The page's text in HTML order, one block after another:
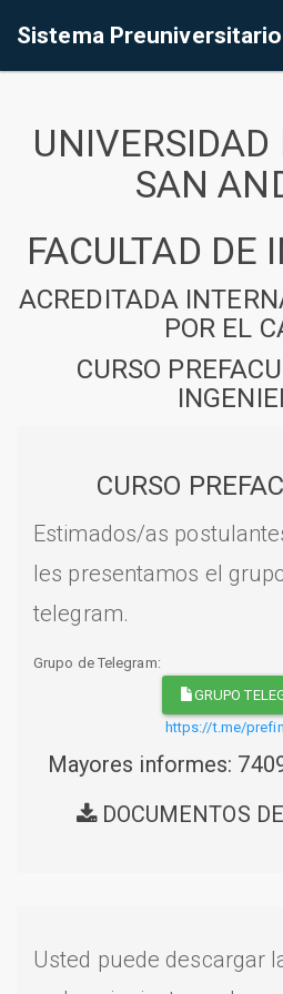
Sistema Preuniversitario
UNIVERSIDAD
SAN
FACULTAD DE
ACREDITADA
POR EL
CURSO
CURSO
Estimados/as
les presentamos el
telegram.
Grupo de Telegram:
GRUPO
https://t.me/
Mayores informes:
DOCUMENTOS
Usted puede descargar